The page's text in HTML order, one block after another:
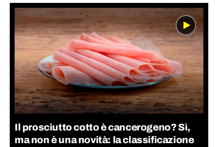
Il prosciutto cotto è cancerogeno? Sì,
ma non è una novità: la classificazione